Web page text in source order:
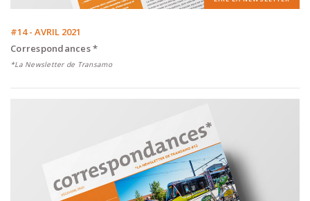
#14 - AVRIL 2021
Correspondances *
*La Newsletter de Transamo